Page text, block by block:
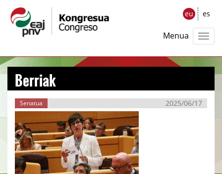
eu es
Menua
Berriak
Senatua 2025/06/17